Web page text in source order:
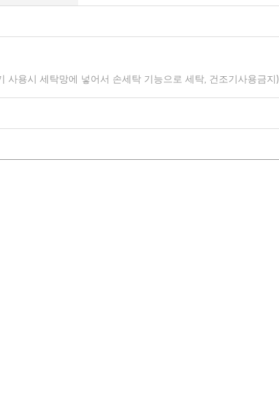
용시 세탁망에 넣어서 손세탁 기능으로 세탁, 건조기사용금지)